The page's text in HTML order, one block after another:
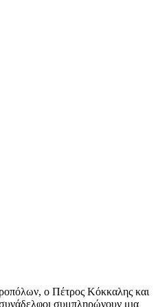
ο Πέτρος Κόκκαλης και
συμπληρώνουν μια